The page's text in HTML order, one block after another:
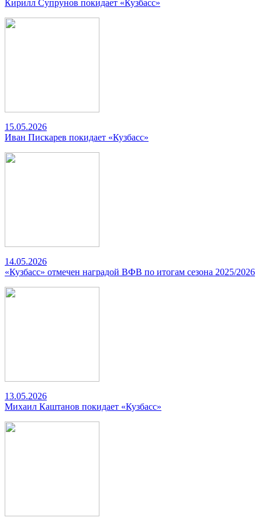
Кирилл Супрунов покидает «Кузбасс»
15.05.2026
Иван Пискарев покидает «Кузбасс»
14.05.2026
«Кузбасс» отмечен наградой ВФВ по итогам сезона 2025/2026
13.05.2026
Михаил Каштанов покидает «Кузбасс»